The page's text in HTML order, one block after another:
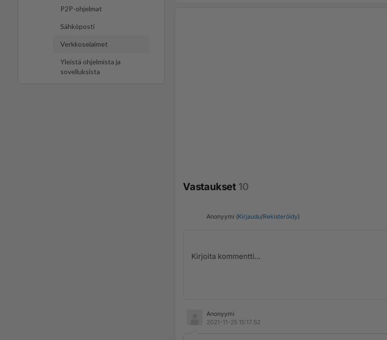
P2P-ohjelmat
Sähköposti
Verkkoselaimet
Yleistä ohjelmista ja
sovelluksista
Vastaukset 10
Anonyymi (Kirjaudu/Rekisteröidy)
Anonyymi
2021-11-25 15:17:52